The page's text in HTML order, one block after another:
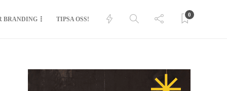
BRANDING TIPSA OSS!
0